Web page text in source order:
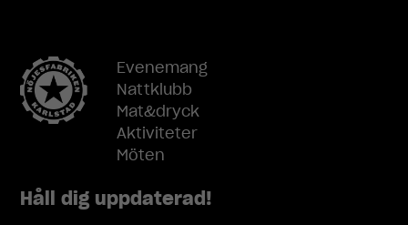
Evenemang
Nattklubb
Mat&dryck
Aktiviteter
Möten
Håll dig uppdaterad!